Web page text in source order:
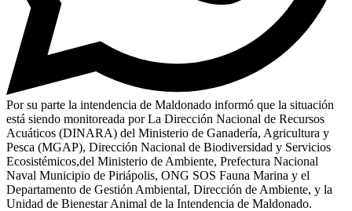
Por su parte la intendencia de Maldonado informó que la situación
está siendo monitoreada por La Dirección Nacional de Recursos
Acuáticos (DINARA) del Ministerio de Ganadería, Agricultura y
Pesca (MGAP), Dirección Nacional de Biodiversidad y Servicios
Ecosistémicos,del Ministerio de Ambiente, Prefectura Nacional
Naval Municipio de Piriápolis, ONG SOS Fauna Marina y el
Departamento de Gestión Ambiental, Dirección de Ambiente, y la
Unidad de Bienestar Animal de la Intendencia de Maldonado.